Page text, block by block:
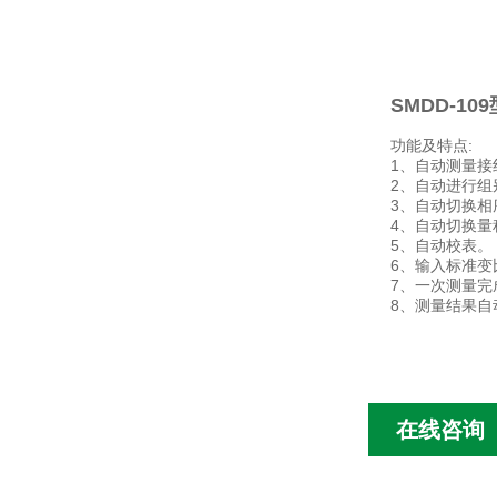
SMDD-109
功能及特点:
1、自动测量接
2、自动进行
3、自动切换相
4、自动切换量
5、自动校表。
6、输入标准
7、一次测量
8、测量结果
在线咨询